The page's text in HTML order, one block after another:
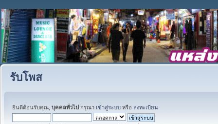
รับโพส
ยินดีต้อนรับคุณ, บุคคลทั่วไป กรุณา เข้าสู่ระบบ หรือ ลงทะเบียน